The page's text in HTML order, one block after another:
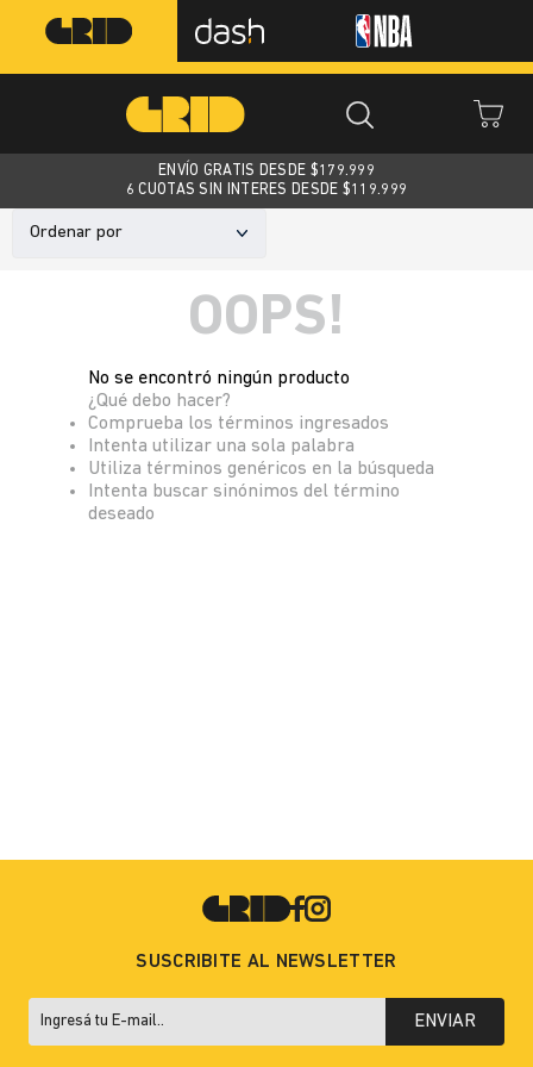
ENVÍO GRATIS DESDE $179.999
6 CUOTAS SIN INTERES DESDE $119.999
Ordenar por
OOPS!
No se encontró ningún producto
¿Qué debo hacer?
Comprueba los términos ingresados
Intenta utilizar una sola palabra
Utiliza términos genéricos en la búsqueda
Intenta buscar sinónimos del término
deseado
SUSCRIBITE AL NEWSLETTER
ENVIAR